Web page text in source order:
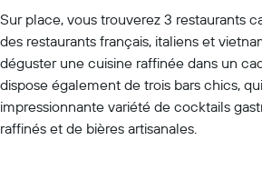
Sur place, vous trouverez 3 restaurants
des restaurants français, italiens et
déguster une cuisine raffinée dans un
dispose également de trois bars chics,
impressionnante variété de cocktails
raffinés et de bières artisanales.